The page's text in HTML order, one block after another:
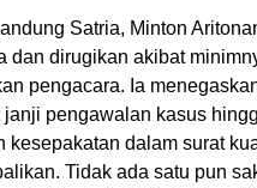
Satria, Minton
dan dirugikan akibat
pengacara. Ia
janji pengawalan kasus
kesepakatan dalam surat
Tidak ada satu pun